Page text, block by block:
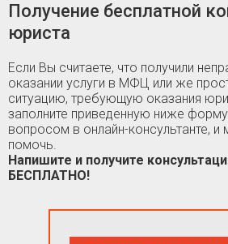
Получение бесплатной
юриста
Если Вы считаете, что получили
оказании услуги в МФЦ или же
ситуацию, требующую оказания
заполните приведенную ниже
вопросом в онлайн-консультанте,
помочь.
Напишите и получите
БЕСПЛАТНО!